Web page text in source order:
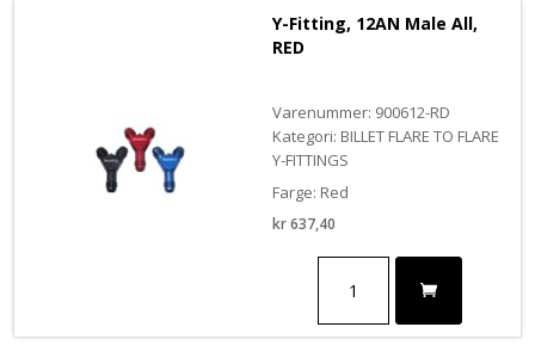
6AN
Male
Y-Fitting, 12AN Male All,
RED
Varenummer: 900612-RD
Kategori: BILLET FLARE TO FLARE
Y-FITTINGS
Farge: Red
kr637,40
Fitting,
Male